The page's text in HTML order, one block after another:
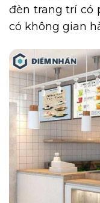
đèn trang trí có
có không gian